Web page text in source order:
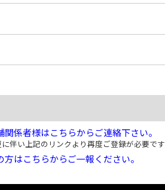
係者様はこちらからご連絡下さい。
伴い上記のリンクより再度ご登録が必要です
はこちらからご一報ください。